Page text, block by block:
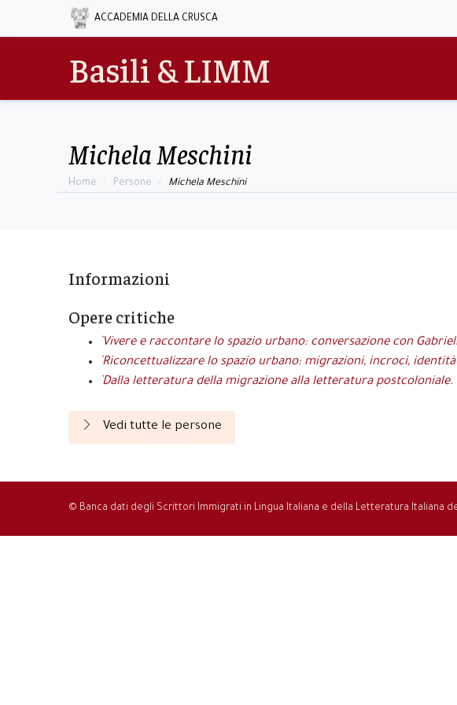
ACCADEMIA DELLA CRUSCA
Basili & LIMM
Michela Meschini
Home Persone Michela Meschini
Informazioni
Opere critiche
`Vivere e raccontare lo spazio urbano: conversazione con
`Riconcettualizzare lo spazio urbano: migrazioni, incroci,
`Dalla letteratura della migrazione alla letteratura
Vedi tutte le persone
© Banca dati degli Scrittori Immigrati in Lingua Italiana e della Letteratura Italiana